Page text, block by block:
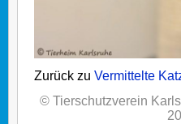
Zurück zu Vermittelte
© Tierschutzverein